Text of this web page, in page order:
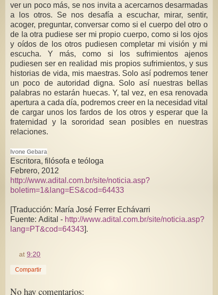
ver un poco más, se nos invita a acercarnos desarmadas
a los otros. Se nos desafía a escuchar, mirar, sentir,
acoger, preguntar, conversar como si el cuerpo del otro o
de la otra pudiese ser mi propio cuerpo, como si los ojos
y oídos de los otros pudiesen completar mi visión y mi
escucha. Y más, como si los sufrimientos ajenos
pudiesen ser en realidad mis propios sufrimientos, y sus
historias de vida, mis maestras. Solo así podremos tener
un poco de autoridad digna. Solo así nuestras bellas
palabras no estarán huecas. Y, tal vez, en esa renovada
apertura a cada día, podremos creer en la necesidad vital
de cargar unos los fardos de los otros y esperar que la
fraternidad y la sororidad sean posibles en nuestras
relaciones.
Ivone Gebara
Escritora, filósofa e teóloga
Febrero, 2012
http://www.adital.com.br/site/noticia.asp?
boletim=1&lang=ES&cod=64433
[Traducción: María José Ferrer Echávarri
Fuente: Adital - http://www.adital.com.br/site/noticia.asp?
lang=PT&cod=64343].
at9:20
Compartir
No hay comentarios: